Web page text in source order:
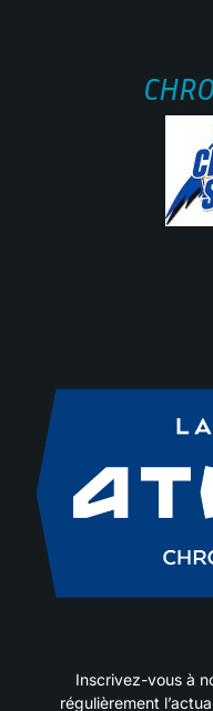
Inscrivez-vous à
régulièrement